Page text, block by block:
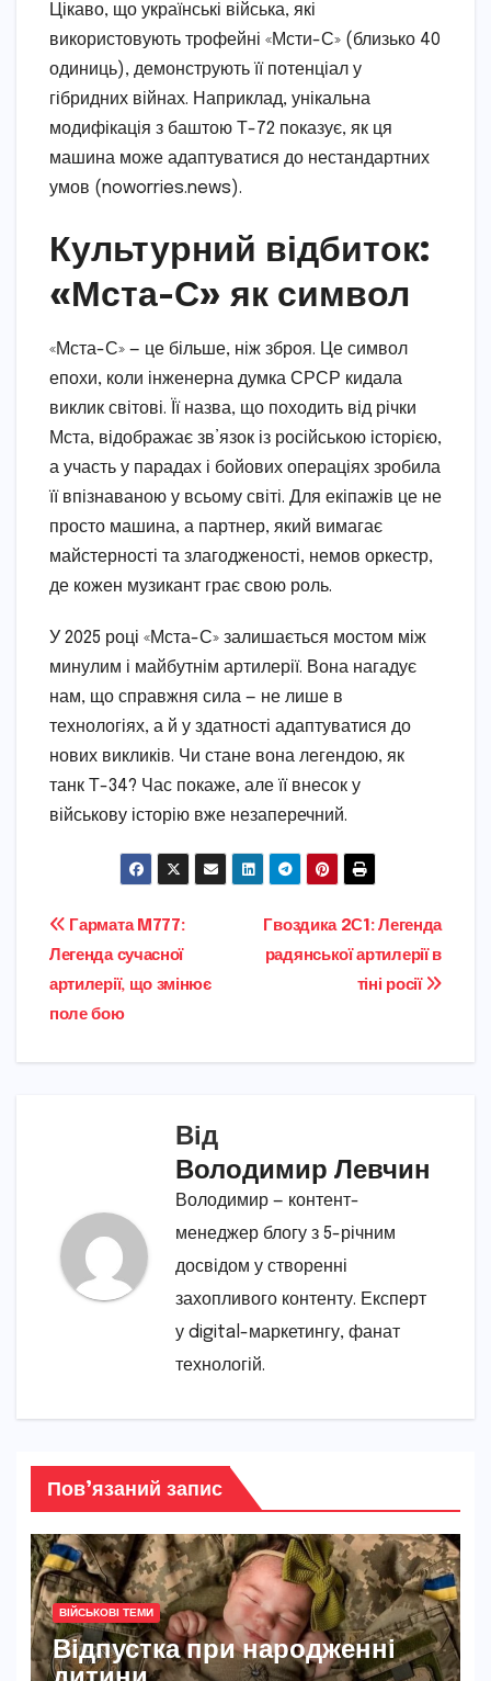
Цікаво, що українські війська, які
використовують трофейні «Мсти-С» (близько 40
одиниць), демонструють її потенціал у
гібридних війнах. Наприклад, унікальна
модифікація з баштою Т-72 показує, як ця
машина може адаптуватися до нестандартних
умов (noworries.news).
Культурний відбиток:
«Мста-С» як символ
«Мста-С» — це більше, ніж зброя. Це символ
епохи, коли інженерна думка СРСР кидала
виклик світові. Її назва, що походить від річки
Мста, відображає зв’язок із російською історією,
а участь у парадах і бойових операціях зробила
її впізнаваною у всьому світі. Для екіпажів це не
просто машина, а партнер, який вимагає
майстерності та злагодженості, немов оркестр,
де кожен музикант грає свою роль.
У 2025 році «Мста-С» залишається мостом між
минулим і майбутнім артилерії. Вона нагадує
нам, що справжня сила — не лише в
технологіях, а й у здатності адаптуватися до
нових викликів. Чи стане вона легендою, як
танк Т-34? Час покаже, але її внесок у
військову історію вже незаперечний.
Навігація
записів
Гвоздика 2С1: Легенда
радянської артилерії в
тіні росії
Гармата M777:
Легенда сучасної
артилерії, що змінює
поле бою
Від
Володимир Левчин
Володимир — контент-
менеджер блогу з 5-річним
досвідом у створенні
захопливого контенту. Експерт
у digital-маркетингу, фанат
технологій.
Пов’язаний запис
ВІЙСЬКОВІ ТЕМИ
Відпустка при народженні